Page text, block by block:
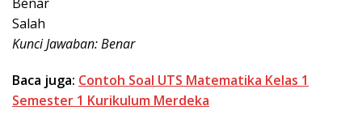
Salah
Kunci Jawaban: Benar
Baca juga: Contoh Soal UTS Matematika Kelas 1
Semester 1 Kurikulum Merdeka